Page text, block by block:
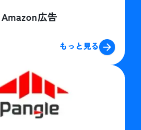
Amazon広告
もっと見る